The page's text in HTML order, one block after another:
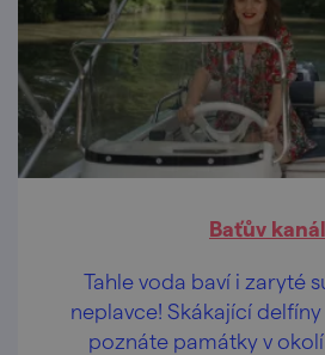
Baťův kanál
Tahle voda baví i zaryté
neplavce! Skákající
poznáte památky v